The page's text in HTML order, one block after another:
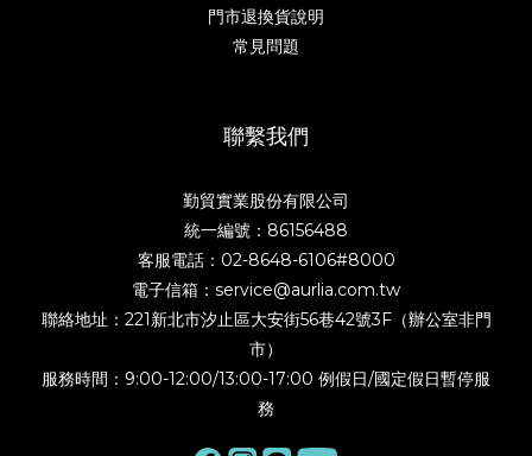
門市退換貨說明
常見問題
聯繫我們
勤貿實業股份有限公司
統一編號：86156488
客服電話：02-8648-6106#8000
電子信箱：service@aurlia.com.tw
聯絡地址：221新北市汐止區大安街56巷42號3F（辦公室非門
市）
服務時間：9:00-12:00/13:00-17:00 例假日/國定假日暫停服
務